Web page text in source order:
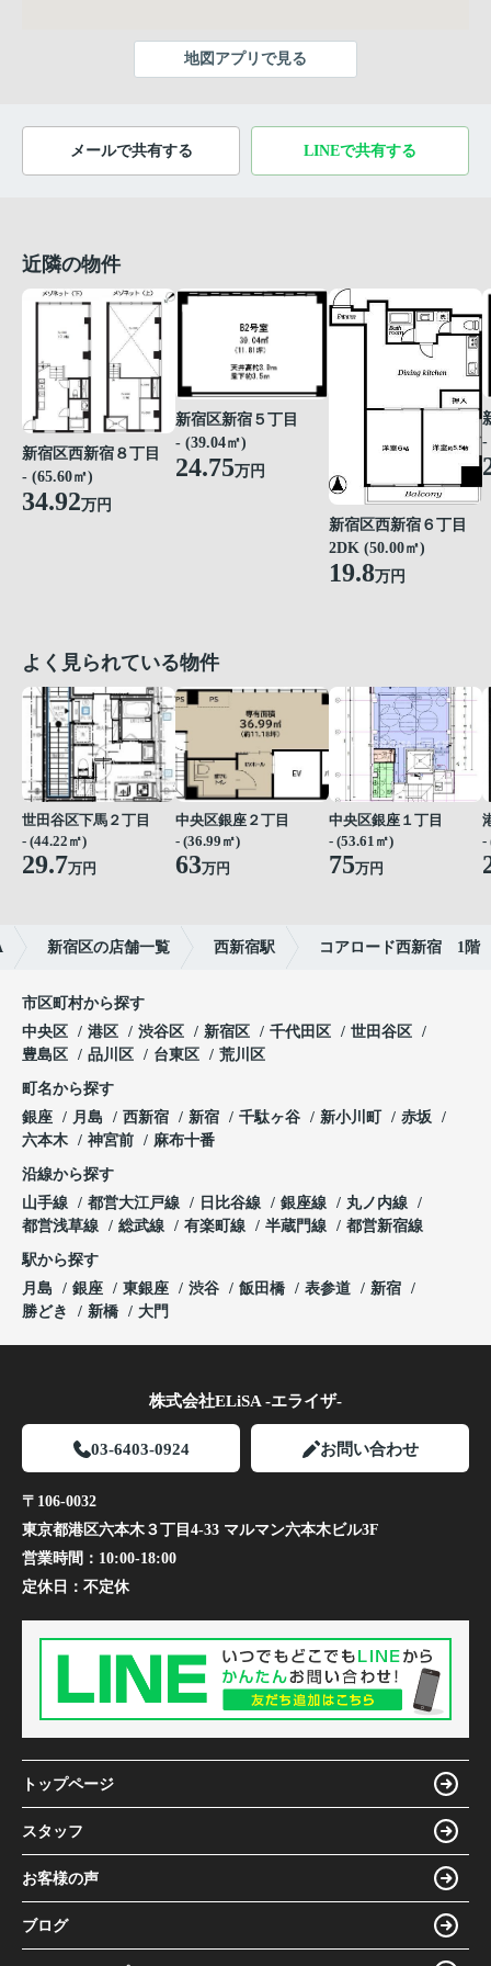
地図アプリで見る
メールで共有する LINEで共有する
近隣の物件
新宿区西新宿８丁目
- (65.60㎡)
34.92万円
新宿区新宿５丁目
- (39.04㎡)
24.75万円
新宿区西新宿６丁目
2DK (50.00㎡)
19.8万円
-
よく見られている物件
世田谷区下馬２丁目
- (44.22㎡)
29.7万円
中央区銀座２丁目
- (36.99㎡)
63万円
中央区銀座１丁目
- (53.61㎡)
75万円
-
新宿区の店舗一覧 西新宿駅 コアロード西新宿 1階
市区町村から探す
中央区
港区 渋谷区 新宿区 千代田区
世田谷区
豊島区
品川区 台東区 荒川区
町名から探す
銀座
月島 西新宿 新宿 千駄ヶ谷 新小川町
赤坂
六本木
神宮前 麻布十番
沿線から探す
山手線
都営大江戸線 日比谷線 銀座線
丸ノ内線
都営浅草線
総武線 有楽町線 半蔵門線 都営新宿線
駅から探す
月島
銀座 東銀座 渋谷 飯田橋 表参道
新宿
勝どき
新橋 大門
株式会社ELiSA -エライザ-
03-6403-0924 お問い合わせ
〒106-0032
東京都港区六本木３丁目4-33 マルマン六本木ビル3F
営業時間： 10:00-18:00
定休日： 不定休
トップページ
スタッフ
お客様の声
ブログ